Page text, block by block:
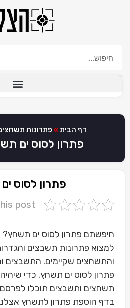
דף הבית » פתרונות
פתרון לסוס ים
פתרון לסוס
post
חיפשתם פתרון לסוס ים תשחץ?
למצוא פתרונות תשבצים
והתשחצים שקיימים. התשבצים
פתרון לסוס ים תשחץ. כדי
תשחצים ותשבצים תוכלו
בדף הוספת פתרון לתשחץ